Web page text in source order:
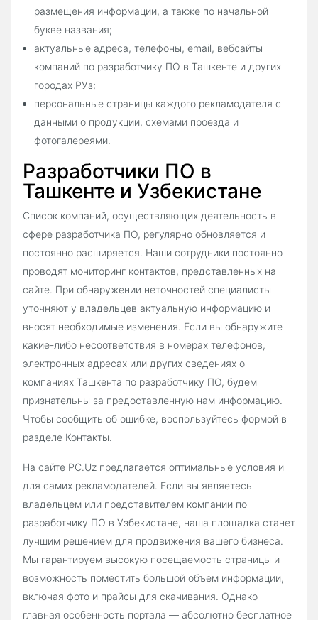
размещения информации, а также по начальной
букве названия;
актуальные адреса, телефоны, email, вебсайты
компаний по разработчику ПО в Ташкенте и других
городах РУз;
персональные страницы каждого рекламодателя с
данными о продукции, схемами проезда и
фотогалереями.
Разработчики ПО в
Ташкенте и Узбекистане
Список компаний, осуществляющих деятельность в
сфере разработчика ПО, регулярно обновляется и
постоянно расширяется. Наши сотрудники постоянно
проводят мониторинг контактов, представленных на
сайте. При обнаружении неточностей специалисты
уточняют у владельцев актуальную информацию и
вносят необходимые изменения. Если вы обнаружите
какие-либо несоответствия в номерах телефонов,
электронных адресах или других сведениях о
компаниях Ташкента по разработчику ПО, будем
признательны за предоставленную нам информацию.
Чтобы сообщить об ошибке, воспользуйтесь формой в
разделе Контакты.
На сайте PC.Uz предлагается оптимальные условия и
для самих рекламодателей. Если вы являетесь
владельцем или представителем компании по
разработчику ПО в Узбекистане, наша площадка станет
лучшим решением для продвижения вашего бизнеса.
Мы гарантируем высокую посещаемость страницы и
возможность поместить большой объем информации,
включая фото и прайсы для скачивания. Однако
главная особенность портала — абсолютно бесплатное